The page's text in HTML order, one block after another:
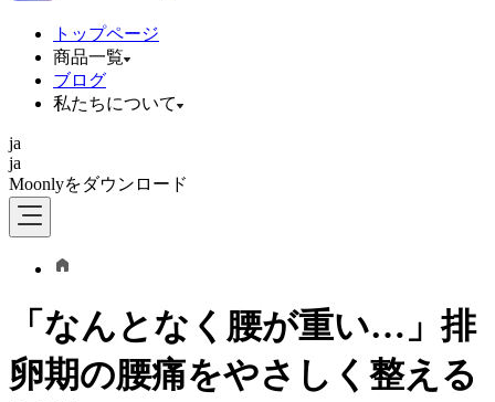
トップページ
商品一覧
ブログ
私たちについて
ja
ja
Moonlyをダウンロード
「なんとなく腰が重い…」排
卵期の腰痛をやさしく整える